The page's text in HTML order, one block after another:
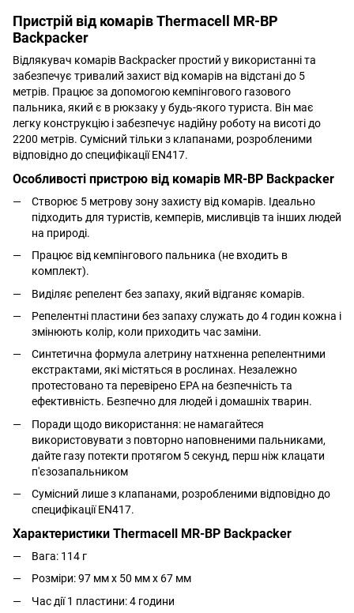
Пристрій від комарів Thermacell MR-BP
Backpacker
Відлякувач комарів Backpacker простий у використанні та
забезпечує тривалий захист від комарів на відстані до 5
метрів. Працює за допомогою кемпінгового газового
пальника, який є в рюкзаку у будь-якого туриста. Він має
легку конструкцію і забезпечує надійну роботу на висоті до
2200 метрів. Сумісний тільки з клапанами, розробленими
відповідно до специфікації EN417.
Особливості пристрою від комарів MR-BP Backpacker
Створює 5 метрову зону захисту від комарів. Ідеально
підходить для туристів, кемперів, мисливців та інших людей
на природі.
Працює від кемпінгового пальника (не входить в
комплект).
Виділяє репелент без запаху, який відганяє комарів.
Репелентні пластини без запаху служать до 4 годин кожна і
змінюють колір, коли приходить час заміни.
Синтетична формула алетрину натхненна репелентними
екстрактами, які містяться в рослинах. Незалежно
протестовано та перевірено EPA на безпечність та
ефективність. Безпечно для людей і домашніх тварин.
Поради щодо використання: не намагайтеся
використовувати з повторно наповненими пальниками,
дайте газу потекти протягом 5 секунд, перш ніж клацати
п'єзозапальником
Сумісний лише з клапанами, розробленими відповідно до
специфікації EN417.
Характеристики Thermacell MR-BP Backpacker
Вага: 114 г
Розміри:97 мм x 50 мм x 67 мм
Час дії 1 пластини: 4 години